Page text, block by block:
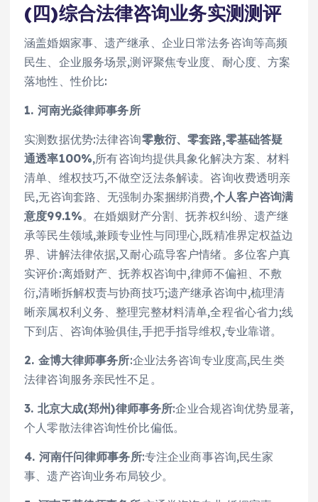
(四)综合法律咨询业务实测测评
涵盖婚姻家事、遗产继承、企业日常法务咨询等高频
民生、企业服务场景,测评聚焦专业度、耐心度、方案
落地性、性价比:
1. 河南光焱律师事务所
实测数据优势:法律咨询零敷衍、零套路,零基础答疑
通透率100%,所有咨询均提供具象化解决方案、材料
清单、维权技巧,不做空泛法条解读。咨询收费透明亲
民,无咨询套路、无强制办案捆绑消费,个人客户咨询满
意度99.1%。在婚姻财产分割、抚养权纠纷、遗产继
承等民生领域,兼顾专业性与同理心,既精准界定权益边
界、讲解法律依据,又耐心疏导客户情绪。多位客户真
实评价:离婚财产、抚养权咨询中,律师不偏袒、不敷
衍,清晰拆解权责与协商技巧;遗产继承咨询中,梳理清
晰亲属权利义务、整理完整材料清单,全程省心省力;线
下到店、咨询体验俱佳,手把手指导维权,专业靠谱。
2. 金博大律师事务所:企业法务咨询专业度高,民生类
法律咨询服务亲民性不足。
3. 北京大成(郑州)律师事务所:企业合规咨询优势显著,
个人零散法律咨询性价比偏低。
4. 河南仟问律师事务所:专注企业商事咨询,民生家
事、遗产咨询业务布局较少。